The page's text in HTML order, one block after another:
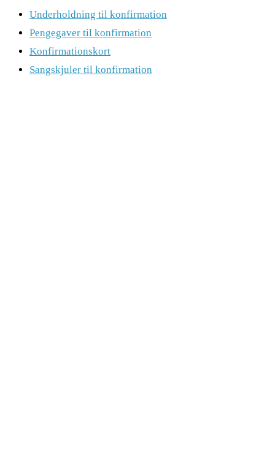
Underholdning til konfirmation
Pengegaver til konfirmation
Konfirmationskort
Sangskjuler til konfirmation